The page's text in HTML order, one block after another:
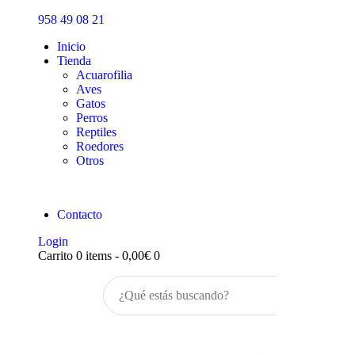
958 49 08 21
Inicio
Tienda
Acuarofilia
Aves
Gatos
Perros
Reptiles
Roedores
Otros
Contacto
Login
Carrito 0 items - 0,00€ 0
Inicio